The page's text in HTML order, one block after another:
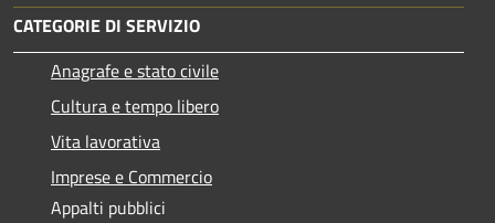
CATEGORIE DI SERVIZIO
Anagrafe e stato civile
Cultura e tempo libero
Vita lavorativa
Imprese e Commercio
Appalti pubblici